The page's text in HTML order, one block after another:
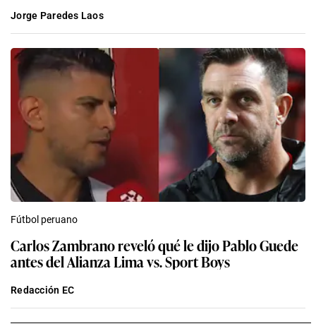
Jorge Paredes Laos
Fútbol peruano
Carlos Zambrano reveló qué le dijo Pablo Guede
antes del Alianza Lima vs. Sport Boys
Redacción EC